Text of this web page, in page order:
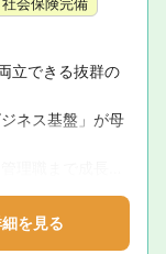
立できる抜群の
ネス基盤」が母
理職まで成長を
化に寄り添う手
を見る